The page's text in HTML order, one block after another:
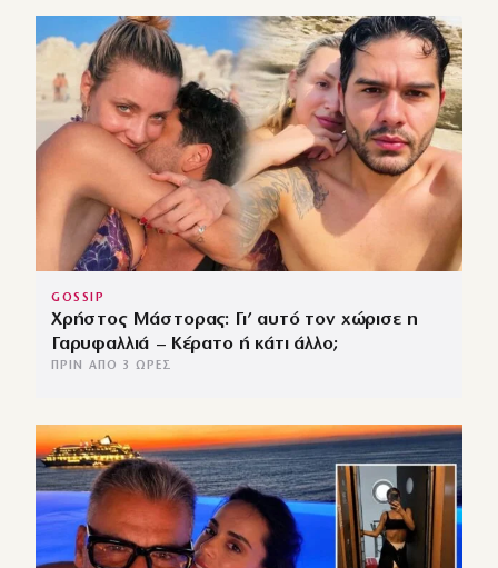
GOSSIP
Χρήστος Μάστορας: Γι’ αυτό τον χώρισε η
Γαρυφαλλιά – Κέρατο ή κάτι άλλο;
ΠΡΙΝ ΑΠΌ 3 ΏΡΕΣ